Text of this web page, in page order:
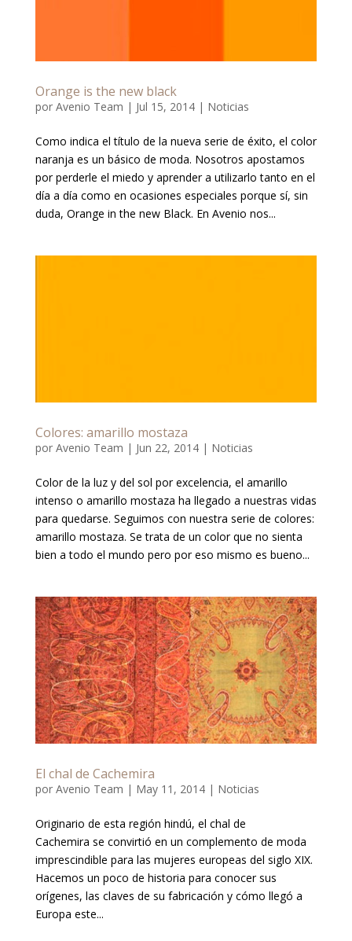
Orange is the new black
por Avenio Team | Jul 15, 2014| Noticias
Como indica el título de la nueva serie de éxito, el color
naranja es un básico de moda. Nosotros apostamos
por perderle el miedo y aprender a utilizarlo tanto en el
día a día como en ocasiones especiales porque sí, sin
duda, Orange in the new Black. En Avenio nos...
Colores: amarillo mostaza
por Avenio Team | Jun 22, 2014| Noticias
Color de la luz y del sol por excelencia, el amarillo
intenso o amarillo mostaza ha llegado a nuestras vidas
para quedarse. Seguimos con nuestra serie de colores:
amarillo mostaza. Se trata de un color que no sienta
bien a todo el mundo pero por eso mismo es bueno...
El chal de Cachemira
por Avenio Team | May 11, 2014| Noticias
Originario de esta región hindú, el chal de
Cachemira se convirtió en un complemento de moda
imprescindible para las mujeres europeas del siglo XIX.
Hacemos un poco de historia para conocer sus
orígenes, las claves de su fabricación y cómo llegó a
Europa este...